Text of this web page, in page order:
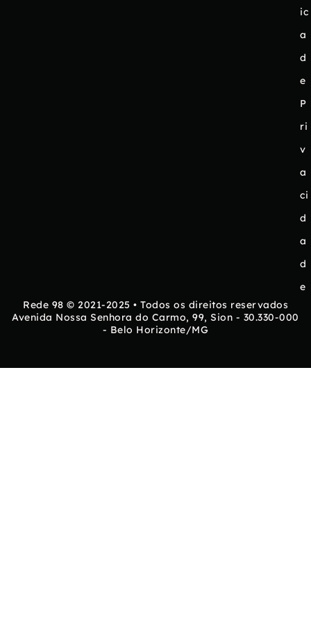
ic
a
d
e
P
ri
v
a
ci
d
a
d
e
Rede 98 © 2021-2025 • Todos os direitos reservados
Avenida Nossa Senhora do Carmo, 99, Sion - 30.330-000
- Belo Horizonte/MG